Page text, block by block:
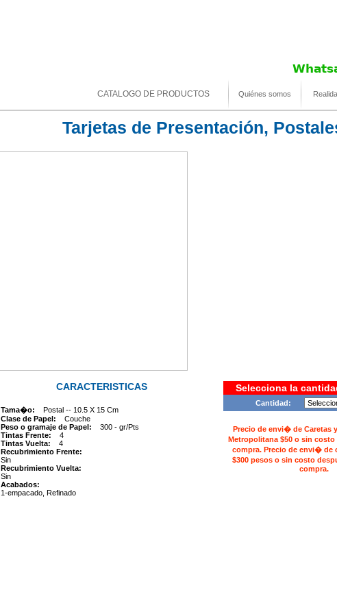
CATALOGO DE PRODUCTOS Quiénes somos
Tarjetas de Presentación,
CARACTERISTICAS
Tama�o: Postal -- 10.5 X 15 Cm
Clase de Papel: Couche
Peso o gramaje de Papel: 300 - gr/Pts
Tintas Frente: 4
Tintas Vuelta: 4
Recubrimiento Frente:
Sin
Recubrimiento Vuelta:
Sin
Acabados:
1-empacado, Refinado
Selecciona la
Cantidad:
Precio de envi� de Caretas
Metropolitana $50 o sin
compra. Precio de envi� de
$300 pesos o sin costo
compra.